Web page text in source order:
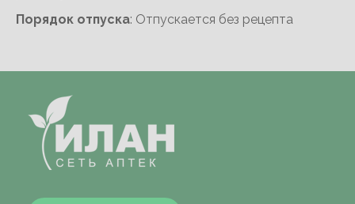
Порядок отпуска: Отпускается без рецепта